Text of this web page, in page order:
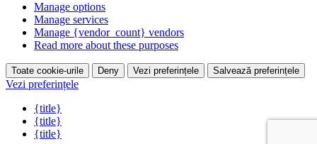
Manage options
Manage services
Manage {vendor_count} vendors
Read more about these purposes
Toate cookie-urile Deny Vezi preferințele Salvează preferințele
Vezi preferințele
{title}
{title}
{title}